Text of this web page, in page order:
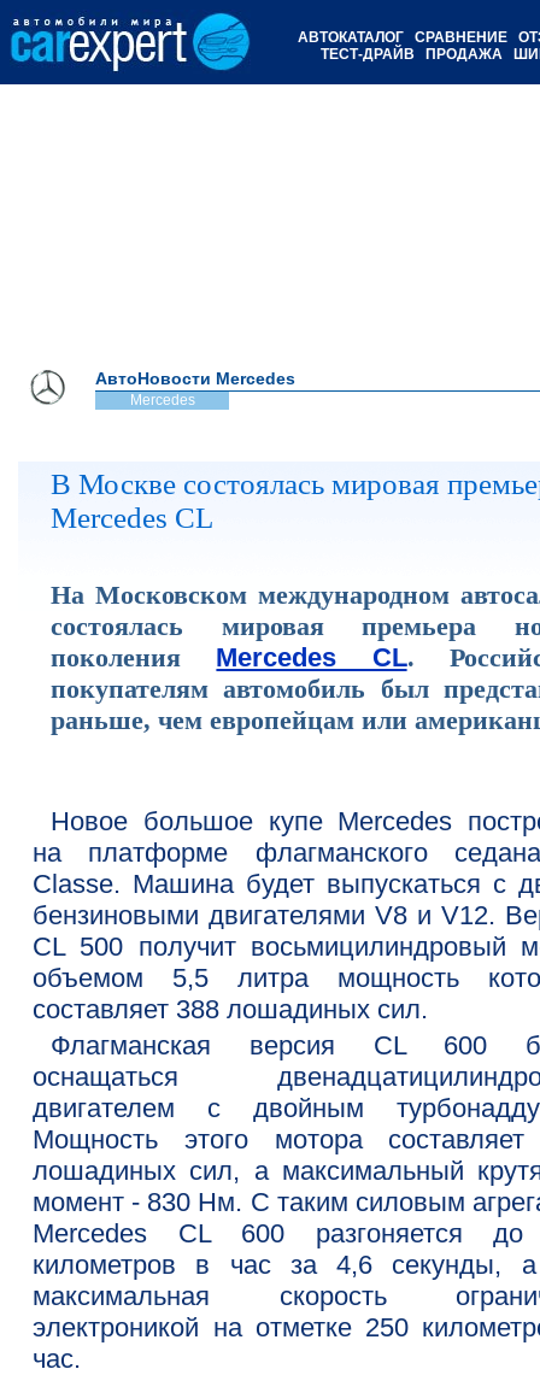
АВТОКАТАЛОГ СРАВНЕНИЕ
ТЕСТ-ДРАЙВ
ПРОДАЖА
АвтоНовости Mercedes
Mercedes
В Москве состоялась мировая
Mercedes CL
На Московском международном
состоялась мировая премьера
поколения Mercedes CL.
покупателям автомобиль был
раньше, чем европейцам или
Новое большое купе Mercedes
на платформе флагманского
Classe. Машина будет выпускаться с
бензиновыми двигателями V8 и V12.
CL 500 получит восьмицилиндровый
объемом 5,5 литра мощность
составляет 388 лошадиных сил.
Флагманская версия CL 600
оснащаться
двигателем с двойным
Мощность этого мотора
лошадиных сил, а максимальный
момент - 830 Нм. С таким силовым
Mercedes CL 600 разгоняется до
километров в час за 4,6 секунды,
максимальная скорость
электроникой на отметке 250
час.